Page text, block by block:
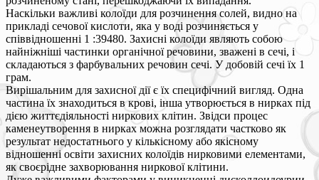
Наскільки важливі колоїди для розчинення солей, видно на
прикладі сечової кислоти, яка у воді розчиняється у
співвідношенні 1 :39480. Захисні колоїди являють собою
найніжніші частинки органічної речовини, зважені в сечі, і
складаються з фарбувальних речовин сечі. У добовій сечі їх 1
грам.
Вирішальним для захисної дії є їх специфічний вигляд. Одна
частина їх знаходиться в крові, інша утворюється в нирках під
дією життєдіяльності ниркових клітин. Звідси процес
каменеутворення в нирках можна розглядати частково як
результат недостатнього у кількісному або якісному
відношенні освіти захисних колоїдів нирковими елементами,
як своєрідне захворювання ниркової клітини.